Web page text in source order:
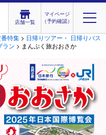
店舗一覧
マイページ
（予約確認）
番特集 > 日帰りツアー・ 日帰りバス
ラン > まんぷく旅おおさか